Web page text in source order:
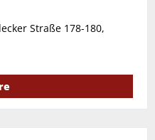
Straße 178-180,